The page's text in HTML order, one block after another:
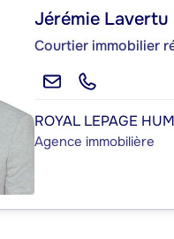
Jérémie Lavertu
Courtier immobilier
ROYAL LEPAGE
Agence immobilière